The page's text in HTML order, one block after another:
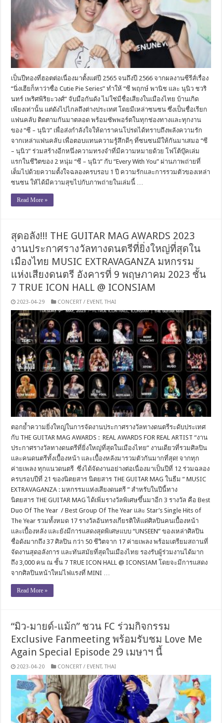
เป็นปีทองที่ฮอตต่อเนื่องมาตั้งแต่ปี 2565 จนถึงปี 2566 จากผลงานซีรีส์เรื่อง
“นิ่งเฮียก็หาว่าซื่อ Cutie Pie Series” ทำให้ “ซี พฤกษ์ พานิช และ นุนิว ชวริ
นทร์ เพริศพิริยะวงศ์” จับมือกันดัง ไม่ใช่มีชื่อเสียงในเมืองไทย บ้านเกิด
เพียงเท่านั้น แต่ดังไปไกลถึงต่างประเทศ โดยมีเหล่าซนซน ซึ่งเป็นชื่อเรียก
แฟนคลับ ติดตามกันมาตลอด พร้อมซัพพอร์ตในทุกช่องทางและทุกงาน
ของ “ซี – นุนิว” เพื่อส่งกำลังใจให้ดาราคนโปรดได้ทราบถึงพลังความรัก
จากเหล่าแฟนคลับ เพื่อตอบแทนความรู้สึกดีๆ ที่ซนซนมีให้กันมาเสมอ “ซี
– นุนิว” ร่วมสร้างอีกหนึ่งความทรงจำที่มีความหมายด้วย โฟโต้บุ๊คเล่ม
แรกในชีวิตของ 2 หนุ่ม “ซี – นุนิว” กับ “Every With You” ผ่านภาพถ่ายที่
เต็มไปด้วยความตั้งใจฉลองครบรอบ 1 ปี ความรักและการรวมตัวของเหล่า
ซนซน ให้ได้มีความสุขไปกับภาพถ่ายในเล่มนี้ …
Read More »
สุดอลัง!!! THE GUITAR MAG AWARDS 2023
งานประกาศรางวัลทางดนตรีที่ยิ่งใหญ่ที่สุดใน
เมืองไทย MUSIC EXTRAVAGANZA มหกรรม
แห่งเสียงดนตรี อังคารที่ 9 พฤษภาคม 2023 ชั้น
7 TRUE ICON HALL @ ICONSIAM
2023-04-29 CONCERT / EVENT,THAI
ตอกย้ำความยิ่งใหญ่ในการจัดงานประกาศรางวัลทางดนตรีระดับประเทศ
กับ THE GUITAR MAG AWARDS : REAL AWARDS FOR REAL ARTIST “งาน
ประกาศรางวัลทางดนตรีที่ยิ่งใหญ่ที่สุดในเมืองไทย” งานเดียวที่รวมศิลปิน
และคนดนตรีทั้งเบื้องหน้า และเบื้องหลังมารวมตัวกันมากที่สุด! จากทุก
ค่ายเพลง ทุกแนวดนตรี ซึ่งได้จัดงานอย่างต่อเนื่องมาเป็นปีที่ 12 ร่วมฉลอง
ครบรอบปีที่ 21 ของนิตยสาร นิตยสาร THE GUITAR MAG ในธีม “ MUSIC
EXTRAVAGANZA : มหกรรมแห่งเสียงดนตรี ” สำหรับในปีนี้ทาง
นิตยสาร THE GUITAR MAG ได้เพิ่มรางวัลพิเศษขึ้นมาอีก 3 รางวัล คือ Best
Duo Of The Year / Best Group Of The Year และ Star’s Single Hits of
The Year รวมทั้งหมด 17 รางวัลอันทรงเกียรติให้แด่ศิลปินคนเบื้องหน้า
และเบื้องหลัง และยังมีการแสดงสุดพิเศษแบบ “UNSEEN” ของเหล่าศิลปิน
ชื่อดังมากถึง 37 ศิลปิน กว่า 50 ชีวิตจาก 17 ค่ายเพลง พร้อมเตรียมสถานที่
จัดงานสุดอลังการ และทันสมัยที่สุดในเมืองไทย รองรับผู้ร่วมงานได้มาก
ถึง 3,000 คน ณ ชั้น 7 TRUE ICON HALL @ ICONSIAM โดยจะมีการแสดง
จากศิลปินหน้าใหม่ไฟแรงที่ MINI …
Read More »
“มิว-มายด์-แม้ก” ชวน FC ร่วมกิจกรรม
Exclusive Fanmeeting พร้อมรับชม Love Me
Again Special Episode 29 เมษาฯ นี้
2023-04-20 CONCERT / EVENT,THAI